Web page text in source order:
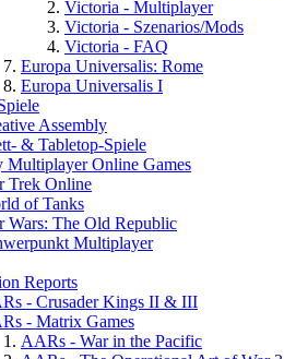
Victoria - Multiplayer
Victoria - Szenarios/Mods
Victoria - FAQ
Europa Universalis: Rome
Europa Universalis I
Assembly
& Tabletop-Spiele
Multiplayer Online Games
Trek Online
of Tanks
Wars: The Old Republic
Multiplayer
Reports
- Crusader Kings II & III
- Matrix Games
AARs - War in the Pacific